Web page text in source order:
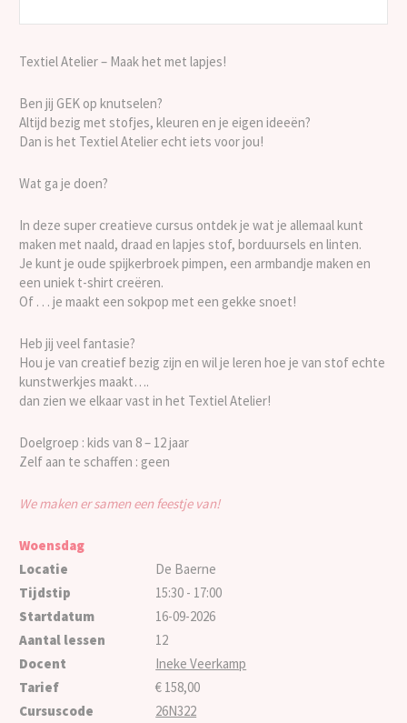
Textiel Atelier – Maak het met lapjes!
Ben jij GEK op knutselen?
Altijd bezig met stofjes, kleuren en je eigen ideeën?
Dan is het Textiel Atelier echt iets voor jou!
Wat ga je doen?
In deze super creatieve cursus ontdek je wat je allemaal kunt
maken met naald, draad en lapjes stof, borduursels en linten.
Je kunt je oude spijkerbroek pimpen, een armbandje maken en
een uniek t-shirt creëren.
Of . . . je maakt een sokpop met een gekke snoet!
Heb jij veel fantasie?
Hou je van creatief bezig zijn en wil je leren hoe je van stof echte
kunstwerkjes maakt….
dan zien we elkaar vast in het Textiel Atelier!
Doelgroep : kids van 8 – 12 jaar
Zelf aan te schaffen : geen
We maken er samen een feestje van!
Woensdag
Locatie
De Baerne
Tijdstip
15:30 - 17:00
Startdatum
16-09-2026
Aantal lessen
12
Docent
Ineke Veerkamp
Tarief
€ 158,00
Cursuscode
26N322